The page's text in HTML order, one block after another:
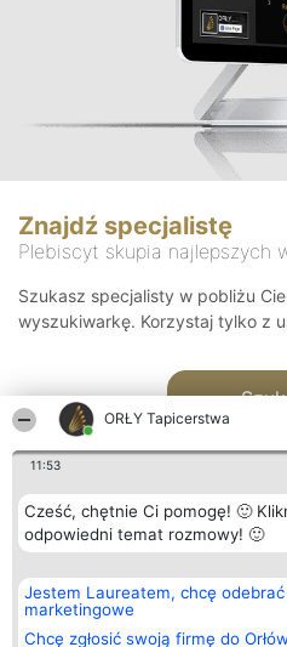
ORŁY Tapicerstwa
11:53
Cześć, chętnie Ci pomogę! 🙂
odpowiedni temat rozmowy! 🙂
Jestem Laureatem, chcę odebrać
marketingowe
Chcę zgłosić swoją firmę do
Znajdź specjalistę
Plebiscyt skupia najlepszych
Szukasz specjalisty w pobliżu
wyszukiwarkę. Korzystaj tylko z
Organizator plebiscytu
Bright Side Solutions sp. z o.
o. sp. k.
ul. Ruska 22
Laureaci
wszystkich